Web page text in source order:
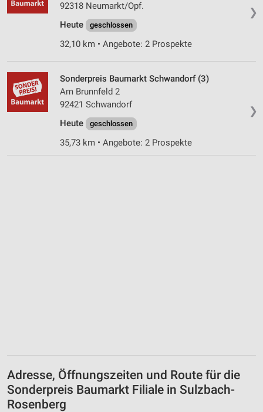
❯
92318 Neumarkt/Opf.
Heute
geschlossen
32,10 km • Angebote: 2 Prospekte
❯
Sonderpreis Baumarkt Schwandorf (3)
Am Brunnfeld 2
92421 Schwandorf
Heute
geschlossen
35,73 km • Angebote: 2 Prospekte
Adresse, Öffnungszeiten und Route für die
Sonderpreis Baumarkt Filiale in Sulzbach-
Rosenberg